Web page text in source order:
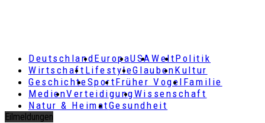
DeutschlandEuropaUSAWeltPolitik
Wirtschaft LifestyleGlaubenKultur
GeschichteSportFrüher Vogel Familie
MedienVerteidigungWissenschaft
Natur & HeimatGesundheit
Eilmeldungen